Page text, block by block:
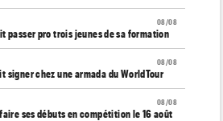
08/08
passer pro trois jeunes de sa formation
08/08
signer chez une armada du WorldTour
08/08
ses débuts en compétition le 16 août